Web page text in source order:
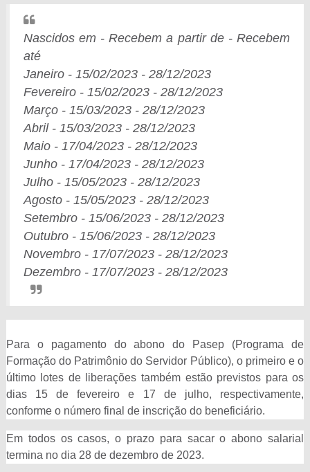
Nascidos em - Recebem a partir de - Recebem
até
Janeiro - 15/02/2023 - 28/12/2023
Fevereiro - 15/02/2023 - 28/12/2023
Março - 15/03/2023 - 28/12/2023
Abril - 15/03/2023 - 28/12/2023
Maio - 17/04/2023 - 28/12/2023
Junho - 17/04/2023 - 28/12/2023
Julho - 15/05/2023 - 28/12/2023
Agosto - 15/05/2023 - 28/12/2023
Setembro - 15/06/2023 - 28/12/2023
Outubro - 15/06/2023 - 28/12/2023
Novembro - 17/07/2023 - 28/12/2023
Dezembro - 17/07/2023 - 28/12/2023
Para o pagamento do abono do Pasep (Programa de
Formação do Patrimônio do Servidor Público), o primeiro e o
último lotes de liberações também estão previstos para os
dias 15 de fevereiro e 17 de julho, respectivamente,
conforme o número final de inscrição do beneficiário.
Em todos os casos, o prazo para sacar o abono salarial
termina no dia 28 de dezembro de 2023.